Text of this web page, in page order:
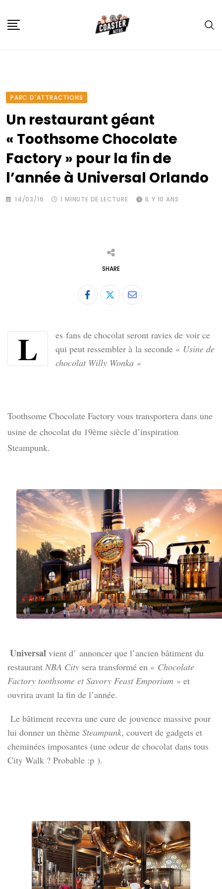
to
content
PARC D'ATTRACTIONS
Un restaurant géant
« Toothsome Chocolate
Factory » pour la fin de
l’année à Universal Orlando
14/03/16 1 MINUTE DE LECTURE IL Y 10 ANS
SHARE
Share
L
es fans de chocolat seront ravies de voir ce
qui peut ressembler à la seconde « Usine de
chocolat Willy Wonka »
Toothsome Chocolate Factory vous transportera dans une
usine de chocolat du 19ème siècle d’inspiration
Steampunk.
Universal vient d’ annoncer que l’ancien bâtiment du
restaurant NBA City sera transformé en « Chocolate
Factory toothsome et Savory Feast Emporium » et
ouvrira avant la fin de l’année.
Le bâtiment recevra une cure de jouvence massive pour
lui donner un thème Steampunk, couvert de gadgets et
cheminées imposantes (une odeur de chocolat dans tous
City Walk ? Probable :p ).